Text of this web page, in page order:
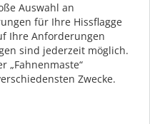
Auswahl an
für Ihre Hissflagge
Ihre Anforderungen
sind jederzeit möglich.
„Fahnenmaste“
Zwecke.